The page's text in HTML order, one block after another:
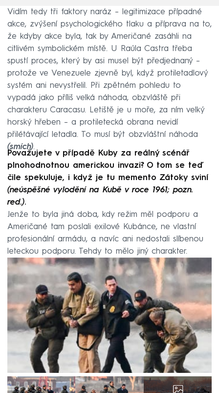
Vidím tedy tři faktory naráz – legitimizace případné
akce, zvýšení psychologického tlaku a příprava na to,
že kdyby akce byla, tak by Američané zasáhli na
citlivém symbolickém místě. U Raúla Castra třeba
spustí proces, který by asi musel být předjednaný –
protože ve Venezuele zjevně byl, když protiletadlový
systém ani nevystřelil. Při zpětném pohledu to
vypadá jako příliš velká náhoda, obzvláště při
charakteru Caracasu. Letiště je u moře, za ním velký
horský hřeben – a protiletecká obrana nevidí
přilétávající letadla. To musí být obzvláštní náhoda
(smích).
Považujete v případě Kuby za reálný scénář
plnohodnotnou americkou invazi? O tom se teď
čile spekuluje, i když je tu memento Zátoky sviní
(neúspěšné vylodění na Kubě v roce 1961; pozn.
red.).
Jenže to byla jiná doba, kdy režim měl podporu a
Američané tam poslali exilové Kubánce, ne vlastní
profesionální armádu, a navíc ani nedostali slíbenou
leteckou podporu. Tehdy to mělo jiný charakter.